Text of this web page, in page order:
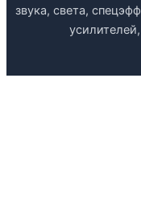
звука, света,